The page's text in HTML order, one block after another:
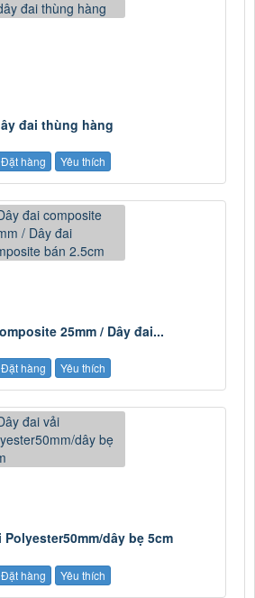
đai thùng hàng
Đặt hàng Yêu thích
25mm / Dây đai...
Đặt hàng Yêu thích
Polyester50mm/dây bẹ 5cm
Đặt hàng Yêu thích